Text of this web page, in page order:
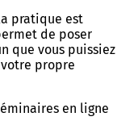
pratique est
de poser
que vous puissiez
propre
en ligne